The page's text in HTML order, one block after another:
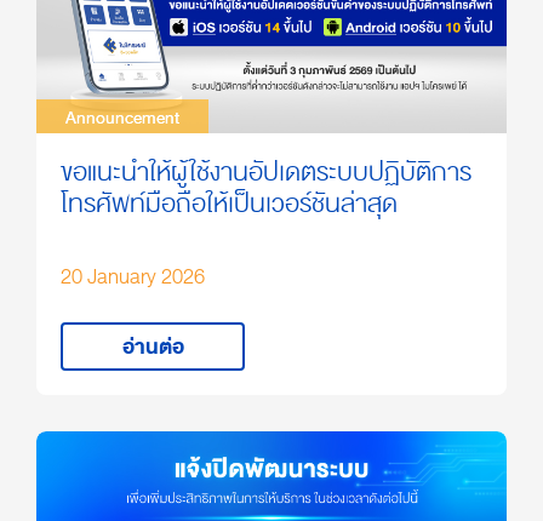
Announcement
Announcement
ขอแนะนำให้ผู้ใช้งานอัปเดตระบบปฏิบัติการ
โทรศัพท์มือถือให้เป็นเวอร์ชันล่าสุด
20 January 2026
อ่านต่อ